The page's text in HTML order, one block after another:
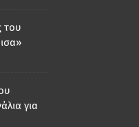
του
για